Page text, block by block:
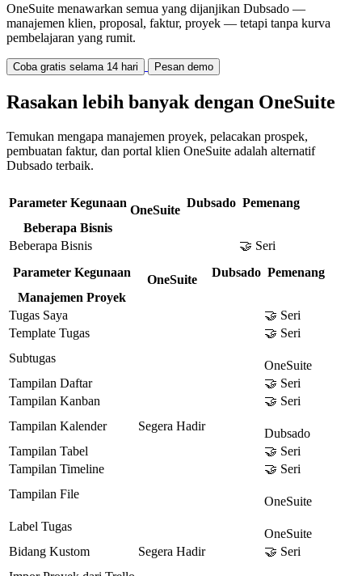
OneSuite menawarkan semua yang dijanjikan Dubsado —
manajemen klien, proposal, faktur, proyek — tetapi tanpa kurva
pembelajaran yang rumit.
Coba gratis selama 14 hari Pesan demo
Rasakan lebih banyak dengan OneSuite
Temukan mengapa manajemen proyek, pelacakan prospek,
pembuatan faktur, dan portal klien OneSuite adalah alternatif
Dubsado terbaik.
Parameter Kegunaan
OneSuite
Dubsado Pemenang
Beberapa Bisnis
Beberapa Bisnis
🤝 Seri
Parameter Kegunaan
OneSuite
Dubsado Pemenang
Manajemen Proyek
Tugas Saya
🤝 Seri
Template Tugas
🤝 Seri
Subtugas
OneSuite
Tampilan Daftar
🤝 Seri
Tampilan Kanban
🤝 Seri
Tampilan Kalender
Segera Hadir
Dubsado
Tampilan Tabel
🤝 Seri
Tampilan Timeline
🤝 Seri
Tampilan File
OneSuite
Label Tugas
OneSuite
Bidang Kustom
Segera Hadir
🤝 Seri